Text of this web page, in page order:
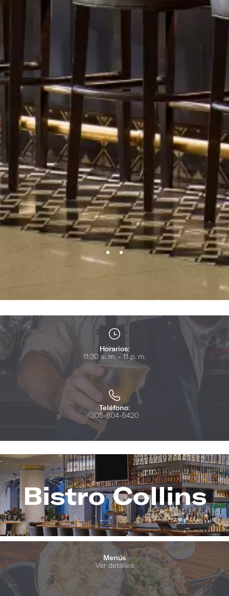
Horarios:
11:30 a. m. - 11 p. m.
Teléfono:
305-604-5420
Image
(Gallery
"Bistro
Collins")
Bistro Collins
Menús
Ver detalles